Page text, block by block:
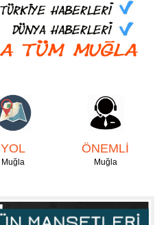
YOL
Muğla
ÖNEMLİ
Muğla